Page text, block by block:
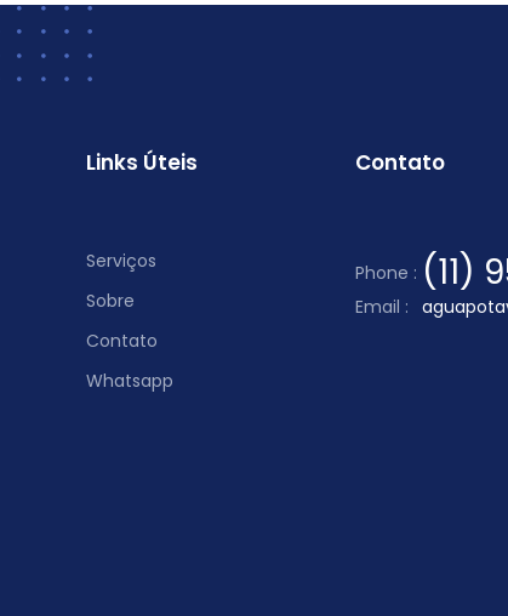
Links Úteis
Serviços
Sobre
Contato
Whatsapp
Contato
Phone : (11)
Email :